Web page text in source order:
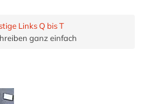
Links Q bis T
ganz einfach